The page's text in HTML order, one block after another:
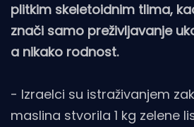
plitkim skeletoidnim tlima,
znači samo preživljavanje
a nikako rodnost.
- Izraelci su istraživanjem
maslina stvorila 1 kg zelene